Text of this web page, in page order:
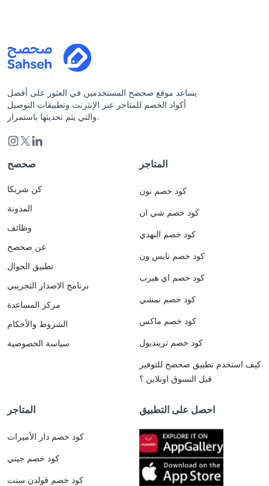
يساعد موقع صحصح المستخدمين في العثور على أفضل
أكواد الخصم للمتاجر عبر الإنترنت وتطبيقات التوصيل
والتي يتم تحديثها باستمرار.
صحصح
كن شريكا
المدونة
وظائف
عن صحصح
تطبيق الجوال
برنامج الاصدار التجريبي
مركز المساعدة
الشروط والأحكام
سياسة الخصوصية
المتاجر
كود خصم نون
كود خصم شي ان
كود خصم النهدي
كود خصم نايس ون
كود خصم اي هيرب
كود خصم نمشي
كود خصم ماكس
كود خصم ترينديول
كيف استخدم تطبيق صحصح للتوفير
قبل التسوق اونلاين ؟
المتاجر
كود خصم دار الأميرات
كود خصم جيني
كود خصم قولدن سنت
احصل على التطبيق